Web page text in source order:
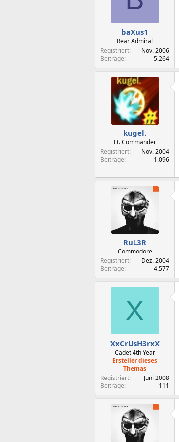
baXus1
Rear Admiral
Registriert
Nov. 2006
Beiträge
5.264
kugel.
Lt. Commander
Registriert
Nov. 2004
Beiträge
1.096
RuL3R
Commodore
Registriert
Dez. 2004
Beiträge
4.577
X
XxCrUsH3rxX
Cadet 4th Year
Ersteller dieses
Themas
Registriert
Juni 2008
Beiträge
111